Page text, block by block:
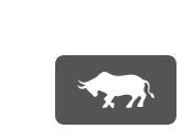
содержимому